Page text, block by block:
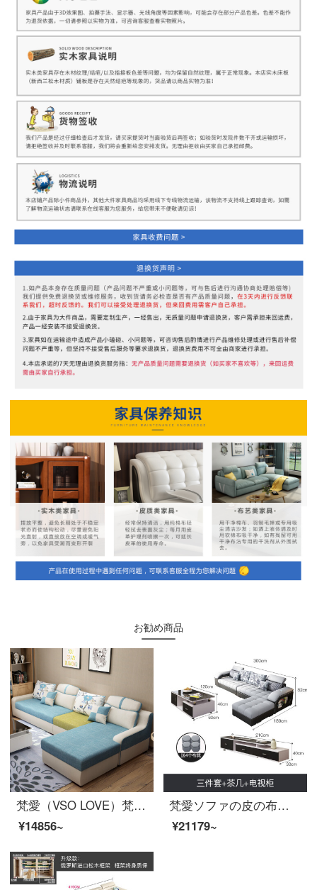
お勧め商品
梵愛（VSO LOVE）梵愛ソファ布芸ソファー中小戸型は現代簡単客間ファッションセット家具【豪華版】二人位＋貴妃位＋シングルカラーノートを取り外すことができます。
¥14856~
梵愛ソファの皮の布のソファー現代簡単なサイズの部屋型のラテックスは布芸ソファーのスマートUSB充電の多種の生地を分解して洗うことができます。リビングルームの家具をセットにします。
¥21179~